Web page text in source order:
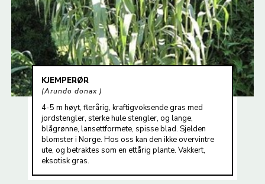
KJEMPERØR
Arundo donax
4-5 m høyt, flerårig, kraftigvoksende gras med
jordstengler, sterke hule stengler, og lange,
blågrønne, lansettformete, spisse blad. Sjelden
blomster i Norge. Hos oss kan den ikke overvintre
ute, og betraktes som en ettårig plante. Vakkert,
eksotisk gras.